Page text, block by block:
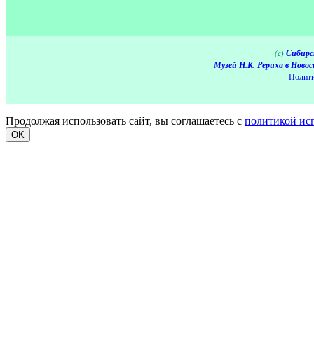
(c)
Музей Н.К. Рериха в
Продолжая использовать сайт, вы соглашаетесь с политикой
OK